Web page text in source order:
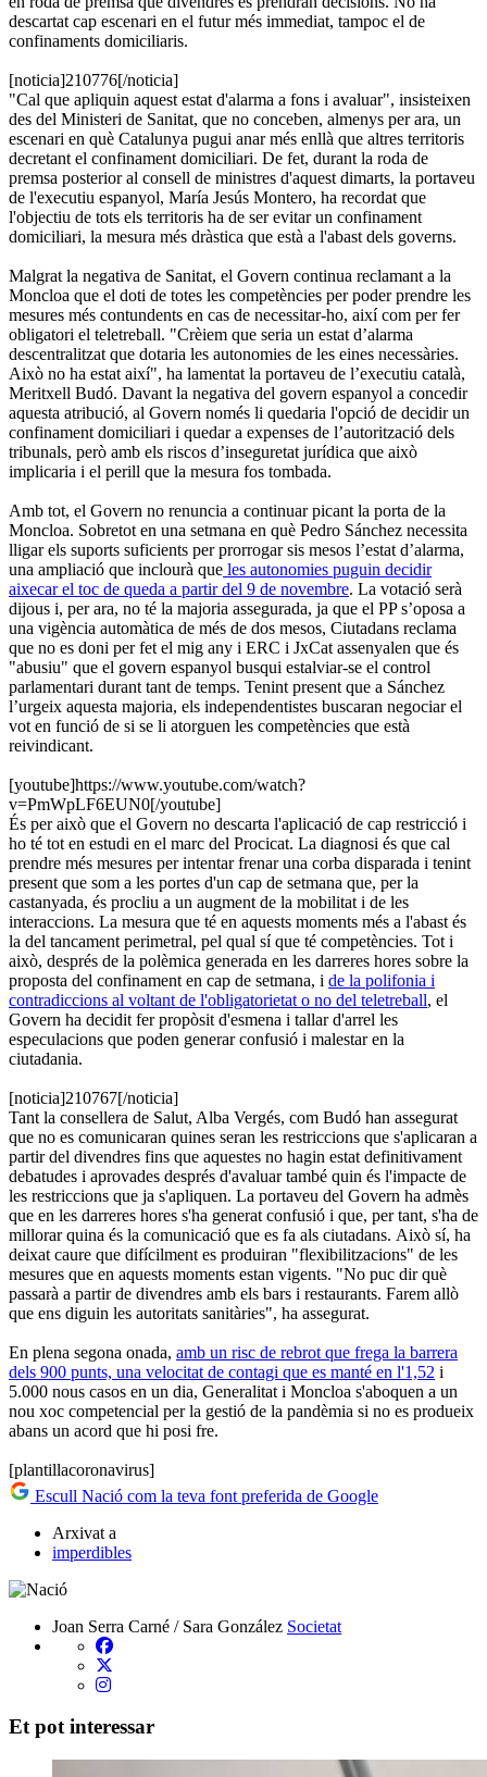
descartat cap escenari en el futur més immediat, tampoc el de
confinaments domiciliaris.
[noticia]210776[/noticia]
"Cal que apliquin aquest estat d'alarma a fons i avaluar", insisteixen
des del Ministeri de Sanitat, que no conceben, almenys per ara, un
escenari en què Catalunya pugui anar més enllà que altres territoris
decretant el confinament domiciliari. De fet, durant la roda de
premsa posterior al consell de ministres d'aquest dimarts, la portaveu
de l'executiu espanyol, María Jesús Montero, ha recordat que
l'objectiu de tots els territoris ha de ser evitar un confinament
domiciliari, la mesura més dràstica que està a l'abast dels governs.
Malgrat la negativa de Sanitat, el Govern continua reclamant a la
Moncloa que el doti de totes les competències per poder prendre les
mesures més contundents en cas de necessitar-ho, així com per fer
obligatori el teletreball. "Crèiem que seria un estat d’alarma
descentralitzat que dotaria les autonomies de les eines necessàries.
Això no ha estat així", ha lamentat la portaveu de l’executiu català,
Meritxell Budó. Davant la negativa del govern espanyol a concedir
aquesta atribució, al Govern només li quedaria l'opció de decidir un
confinament domiciliari i quedar a expenses de l’autorització dels
tribunals, però amb els riscos d’inseguretat jurídica que això
implicaria i el perill que la mesura fos tombada.
Amb tot, el Govern no renuncia a continuar picant la porta de la
Moncloa. Sobretot en una setmana en què Pedro Sánchez necessita
lligar els suports suficients per prorrogar sis mesos l’estat d’alarma,
una ampliació que inclourà que les autonomies puguin decidir
aixecar el toc de queda a partir del 9 de novembre. La votació serà
dijous i, per ara, no té la majoria assegurada, ja que el PP s’oposa a
una vigència automàtica de més de dos mesos, Ciutadans reclama
que no es doni per fet el mig any i ERC i JxCat assenyalen que és
"abusiu" que el govern espanyol busqui estalviar-se el control
parlamentari durant tant de temps. Tenint present que a Sánchez
l’urgeix aquesta majoria, els independentistes buscaran negociar el
vot en funció de si se li atorguen les competències que està
reivindicant.
[youtube]https://www.youtube.com/watch?
v=PmWpLF6EUN0[/youtube]
És per això que el Govern no descarta l'aplicació de cap restricció i
ho té tot en estudi en el marc del Procicat. La diagnosi és que cal
prendre més mesures per intentar frenar una corba disparada i tenint
present que som a les portes d'un cap de setmana que, per la
castanyada, és procliu a un augment de la mobilitat i de les
interaccions. La mesura que té en aquests moments més a l'abast és
la del tancament perimetral, pel qual sí que té competències. Tot i
això, després de la polèmica generada en les darreres hores sobre la
proposta del confinament en cap de setmana, i de la polifonia i
contradiccions al voltant de l'obligatorietat o no del teletreball, el
Govern ha decidit fer propòsit d'esmena i tallar d'arrel les
especulacions que poden generar confusió i malestar en la
ciutadania.
[noticia]210767[/noticia]
Tant la consellera de Salut, Alba Vergés, com Budó han assegurat
que no es comunicaran quines seran les restriccions que s'aplicaran a
partir del divendres fins que aquestes no hagin estat definitivament
debatudes i aprovades després d'avaluar també quin és l'impacte de
les restriccions que ja s'apliquen. La portaveu del Govern ha admès
que en les darreres hores s'ha generat confusió i que, per tant, s'ha de
millorar quina és la comunicació que es fa als ciutadans. Això sí, ha
deixat caure que difícilment es produiran "flexibilitzacions" de les
mesures que en aquests moments estan vigents. "No puc dir què
passarà a partir de divendres amb els bars i restaurants. Farem allò
que ens diguin les autoritats sanitàries", ha assegurat.
En plena segona onada, amb un risc de rebrot que frega la barrera
dels 900 punts, una velocitat de contagi que es manté en l'1,52 i
5.000 nous casos en un dia, Generalitat i Moncloa s'aboquen a un
nou xoc competencial per la gestió de la pandèmia si no es produeix
abans un acord que hi posi fre.
[plantillacoronavirus]
Escull Nació com la teva font preferida de Google
Arxivat a
imperdibles
Joan Serra Carné / Sara González Societat
Et pot interessar